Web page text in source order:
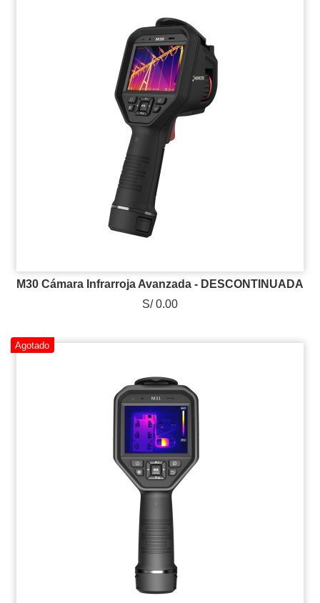
M30 Cámara Infrarroja Avanzada - DESCONTINUADA
S/ 0.00
Agotado